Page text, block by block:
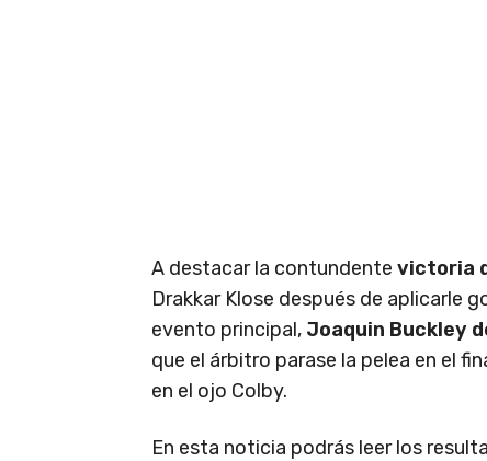
A destacar la contundente victoria
Drakkar Klose después de aplicarle
evento principal, Joaquin Buckley
que el árbitro parase la pelea en el
en el ojo Colby.
En esta noticia podrás leer los